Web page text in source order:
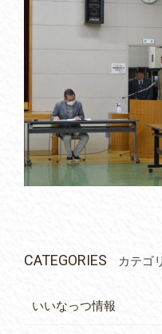
CATEGORIES カテゴ
いいなっつ情報